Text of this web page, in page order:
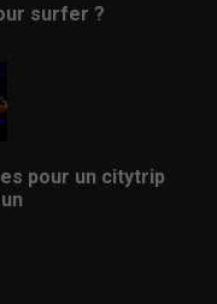
surfer ?
pour un citytrip